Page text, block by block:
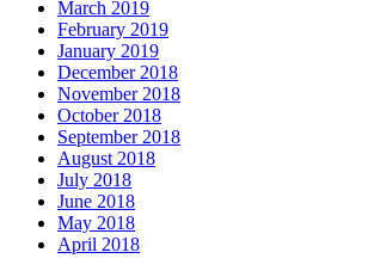
March 2019
February 2019
January 2019
December 2018
November 2018
October 2018
September 2018
August 2018
July 2018
June 2018
May 2018
April 2018